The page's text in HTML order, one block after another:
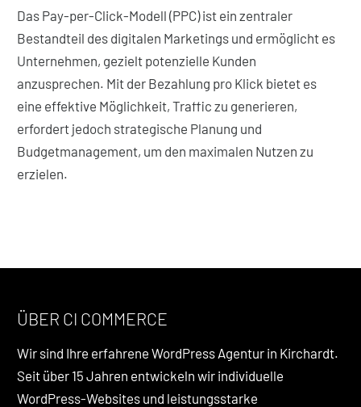
Das Pay-per-Click-Modell (PPC) ist ein zentraler
Bestandteil des digitalen Marketings und ermöglicht es
Unternehmen, gezielt potenzielle Kunden
anzusprechen. Mit der Bezahlung pro Klick bietet es
eine effektive Möglichkeit, Traffic zu generieren,
erfordert jedoch strategische Planung und
Budgetmanagement, um den maximalen Nutzen zu
erzielen.
ÜBER CI COMMERCE
Wir sind Ihre erfahrene WordPress Agentur in Kirchardt.
Seit über 15 Jahren entwickeln wir individuelle
WordPress-Websites und leistungsstarke